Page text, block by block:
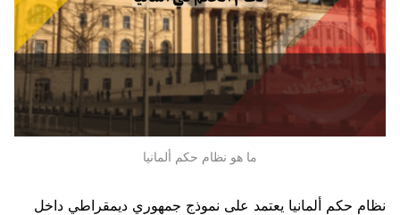
ما هو نظام حكم ألمانيا
نظام حكم ألمانيا يعتمد على نموذج جمهوري ديمقراطي داخل